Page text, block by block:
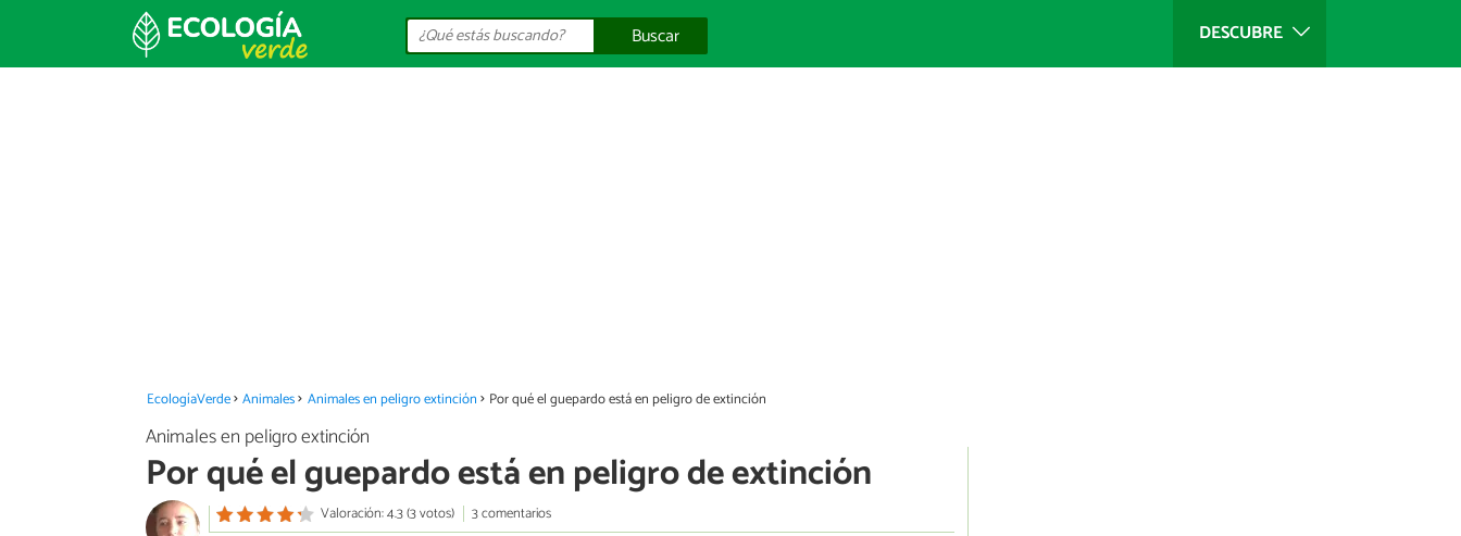
DESCUBRE
Buscar
EcologíaVerde Animales Animales en peligro extinción Por qué el guepardo está en peligro de extinción
Animales en peligro extinción
Por qué el guepardo está en peligro de extinción
Valoración: 4.3 (3 votos)
3 comentarios